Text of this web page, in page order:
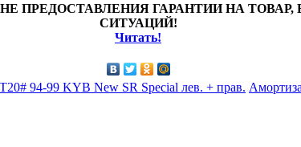
ПРЕДОСТАВЛЕНИЯ ГАРАНТИИ НА
СИТУАЦИЙ!
Читать!
94-99 KYB New SR Special лев. + прав.